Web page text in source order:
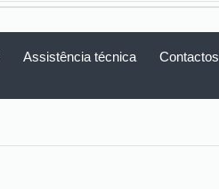
Assistência técnica Contactos